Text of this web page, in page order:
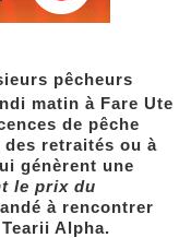
pêcheurs
matin à Fare Ute
de pêche
des retraités ou à
génèrent une
le prix du
à rencontrer
Alpha.